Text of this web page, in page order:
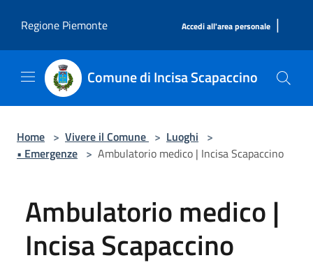
Regione Piemonte
Accedi all'area personale |
Comune di Incisa Scapaccino
Home > Vivere il Comune > Luoghi >
• Emergenze > Ambulatorio medico | Incisa Scapaccino
Ambulatorio medico |
Incisa Scapaccino